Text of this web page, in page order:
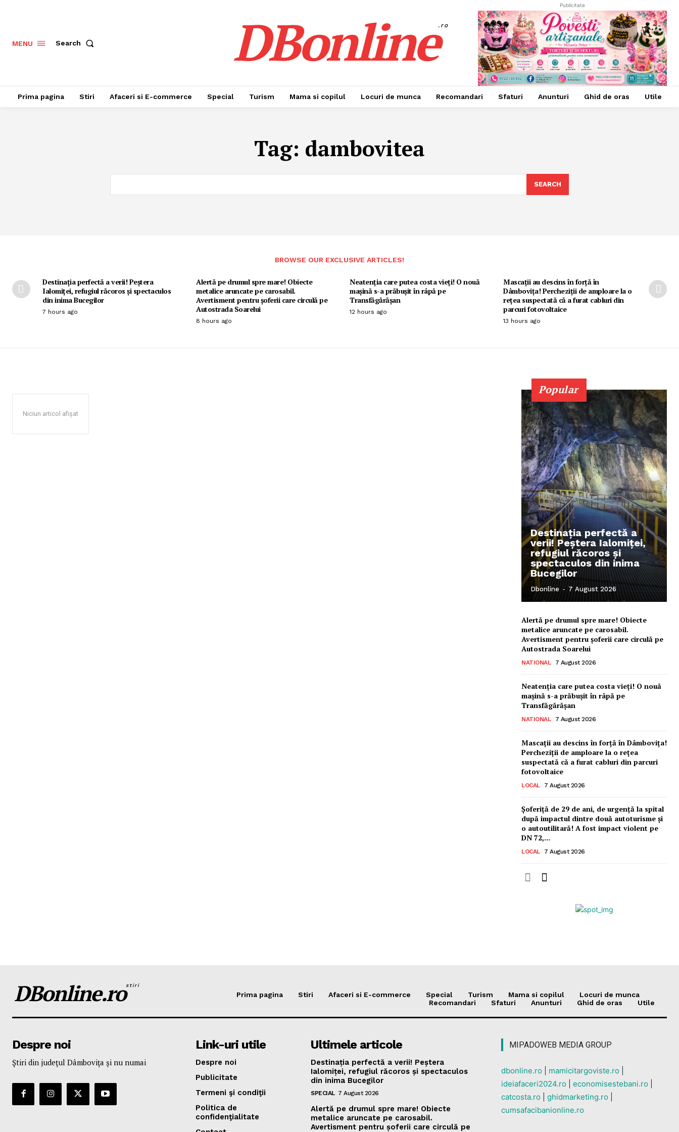
Ionuț Parghel
MENU Search DBonline.ro
Publicitate
Prima pagina Stiri Afaceri si E-commerce Special Turism Mama si copilul Locuri de munca Recomandari Sfaturi Anunturi Ghid de oras Utile
Tag: dambovitea
SEARCH
BROWSE OUR EXCLUSIVE ARTICLES!
Destinația perfectă a verii! Peștera
Ialomiței, refugiul răcoros și spectaculos
din inima Bucegilor
7 hours ago
Alertă pe drumul spre mare! Obiecte
metalice aruncate pe carosabil.
Avertisment pentru șoferii care circulă pe
Autostrada Soarelui
8 hours ago
Neatenția care putea costa vieți! O nouă
mașină s-a prăbușit în râpă pe
Transfăgărășan
12 hours ago
Mascații au descins în forță în
Dâmbovița! Percheziții de amploare la o
rețea suspectată că a furat cabluri din
parcuri fotovoltaice
13 hours ago
Niciun articol afișat
Popular
Destinația perfectă a
verii! Peștera Ialomiței,
refugiul răcoros și
spectaculos din inima
Bucegilor
Dbonline - 7 August 2026
Alertă pe drumul spre mare! Obiecte
metalice aruncate pe carosabil.
Avertisment pentru șoferii care circulă pe
Autostrada Soarelui
NATIONAL 7 August 2026
Neatenția care putea costa vieți! O nouă
mașină s-a prăbușit în râpă pe
Transfăgărășan
NATIONAL 7 August 2026
Mascații au descins în forță în Dâmbovița!
Percheziții de amploare la o rețea
suspectată că a furat cabluri din parcuri
fotovoltaice
LOCAL 7 August 2026
Șoferiță de 29 de ani, de urgență la spital
după impactul dintre două autoturisme și
o autoutilitară! A fost impact violent pe
DN 72,...
LOCAL 7 August 2026
DBonline.rostiri
Prima pagina Stiri Afaceri si E-commerce Special Turism Mama si copilul
Locuri de munca
Recomandari
Sfaturi Anunturi Ghid de oras Utile
Despre noi
Ştiri din judeţul Dâmboviţa şi nu numai
Link-uri utile
Despre noi
Publicitate
Termeni şi condiţii
Politica de
confidenţialitate
Ultimele articole
Destinația perfectă a verii! Peștera
Ialomiței, refugiul răcoros și spectaculos
din inima Bucegilor
SPECIAL 7 August 2026
Alertă pe drumul spre mare! Obiecte
metalice aruncate pe carosabil.
Avertisment pentru șoferii care circulă pe
MIPADOWEB MEDIA GROUP
dbonline.ro mamicitargoviste.ro
ideiafaceri2024.ro
economisestebani.ro
catcosta.ro
ghidmarketing.ro
cumsafacibanionline.ro